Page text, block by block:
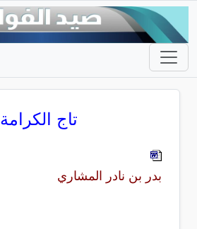
تاج الكرامة
بدر بن نادر المشاري